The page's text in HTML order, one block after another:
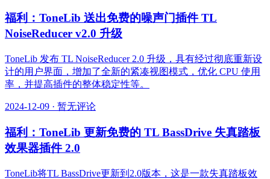
福利：ToneLib 送出免费的噪声门插件 TL
NoiseReducer v2.0 升级
ToneLib 发布 TL NoiseReducer 2.0 升级，具有经过彻底重新设
计的用户界面，增加了全新的紧凑视图模式，优化 CPU 使用
率，并提高插件的整体稳定性等。
2024-12-09 · 暂无评论
福利：ToneLib 更新免费的 TL BassDrive 失真踏板
效果器插件 2.0
ToneLib将TL BassDrive更新到2.0版本，这是一款失真踏板效